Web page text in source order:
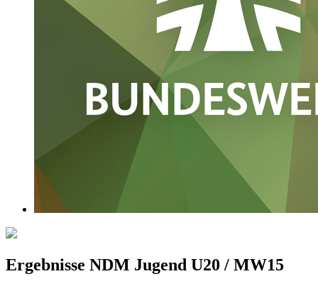
Ergebnisse NDM Jugend U20 / MW15